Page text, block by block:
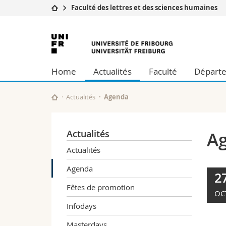
Université
Recherche
Université
Formation continue
Sciences
Lettres et
Faculté des lettres et des sciences humaines
Université
de
Fribourg
Home Actualités Faculté
Actualités Agenda
Actualités
Actualités
Agenda
Fêtes de promotion
Infodays